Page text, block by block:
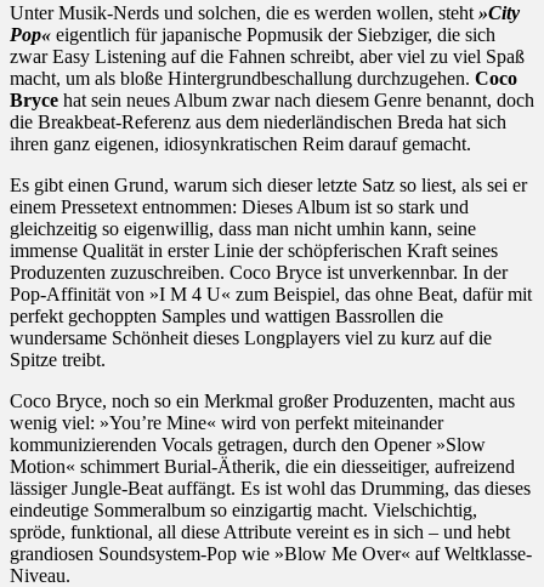
Unter Musik-Nerds und solchen, die es werden wollen, steht »City
Pop« eigentlich für japanische Popmusik der Siebziger, die sich
zwar Easy Listening auf die Fahnen schreibt, aber viel zu viel Spaß
macht, um als bloße Hintergrundbeschallung durchzugehen. Coco
Bryce hat sein neues Album zwar nach diesem Genre benannt, doch
die Breakbeat-Referenz aus dem niederländischen Breda hat sich
ihren ganz eigenen, idiosynkratischen Reim darauf gemacht.
Es gibt einen Grund, warum sich dieser letzte Satz so liest, als sei er
einem Pressetext entnommen: Dieses Album ist so stark und
gleichzeitig so eigenwillig, dass man nicht umhin kann, seine
immense Qualität in erster Linie der schöpferischen Kraft seines
Produzenten zuzuschreiben. Coco Bryce ist unverkennbar. In der
Pop-Affinität von »I M 4 U« zum Beispiel, das ohne Beat, dafür mit
perfekt gechoppten Samples und wattigen Bassrollen die
wundersame Schönheit dieses Longplayers viel zu kurz auf die
Spitze treibt.
Coco Bryce, noch so ein Merkmal großer Produzenten, macht aus
wenig viel: »You’re Mine« wird von perfekt miteinander
kommunizierenden Vocals getragen, durch den Opener »Slow
Motion« schimmert Burial-Ätherik, die ein diesseitiger, aufreizend
lässiger Jungle-Beat auffängt. Es ist wohl das Drumming, das dieses
eindeutige Sommeralbum so einzigartig macht. Vielschichtig,
spröde, funktional, all diese Attribute vereint es in sich – und hebt
grandiosen Soundsystem-Pop wie »Blow Me Over« auf Weltklasse-
Niveau.